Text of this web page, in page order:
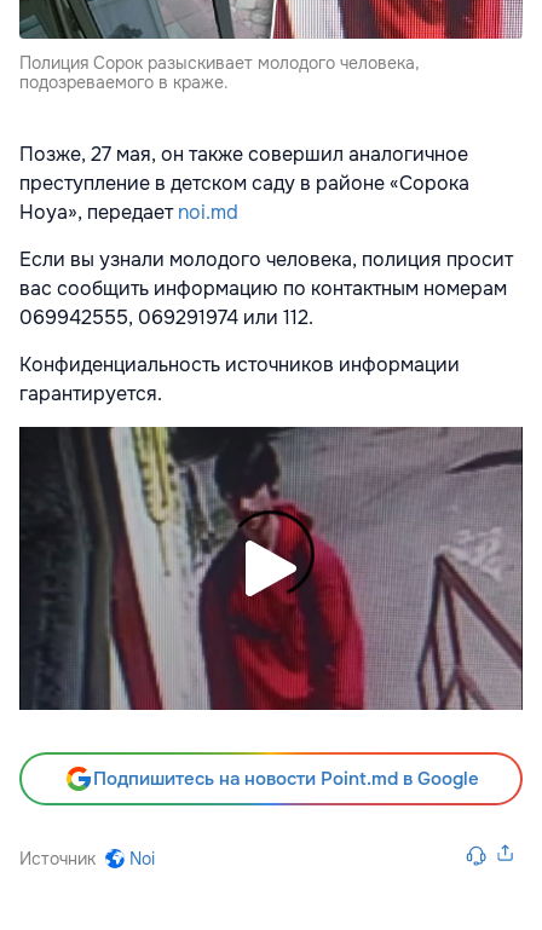
Полиция Сорок разыскивает молодого человека,
подозреваемого в краже.
Позже, 27 мая, он также совершил аналогичное
преступление в детском саду в районе «Сорока
Ноуа», передаетnoi.md
Если вы узнали молодого человека, полиция просит
вас сообщить информацию по контактным номерам
069942555, 069291974 или 112.
Конфиденциальность источников информации
гарантируется.
Подпишитесь на новости Point.md в Google
Источник Noi